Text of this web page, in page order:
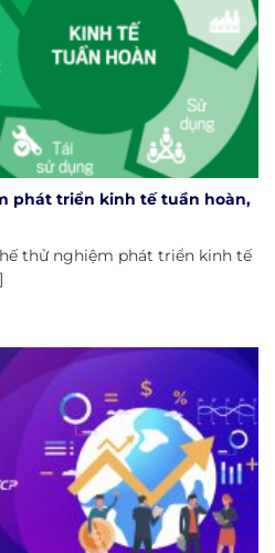
phát triển kinh tế tuần hoàn,
thử nghiệm phát triển kinh tế